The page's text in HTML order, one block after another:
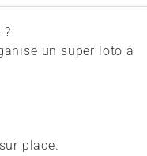
?
un super loto à
place.